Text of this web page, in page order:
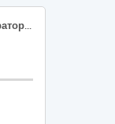
45520000-8-Прокат обладнання з оператором для виконання земляних робіт (Послуги самоскида, катка та екскаваторів).